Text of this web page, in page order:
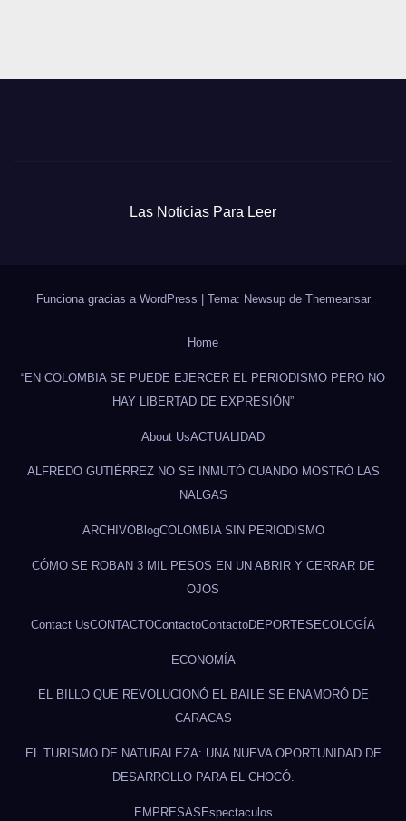
Las Noticias Para Leer
Funciona gracias a WordPress | Tema: Newsup de Themeansar
Home
“EN COLOMBIA SE PUEDE EJERCER EL PERIODISMO PERO NO
HAY LIBERTAD DE EXPRESIÓN”
About UsACTUALIDAD
ALFREDO GUTIÉRREZ NO SE INMUTÓ CUANDO MOSTRÓ LAS
NALGAS
ARCHIVOBlogCOLOMBIA SIN PERIODISMO
CÓMO SE ROBAN 3 MIL PESOS EN UN ABRIR Y CERRAR DE
OJOS
Contact UsCONTACTOContactoContactoDEPORTES ECOLOGÍA
ECONOMÍA
EL BILLO QUE REVOLUCIONÓ EL BAILE SE ENAMORÓ DE
CARACAS
EL TURISMO DE NATURALEZA: UNA NUEVA OPORTUNIDAD DE
DESARROLLO PARA EL CHOCÓ.
EMPRESAS Espectaculos